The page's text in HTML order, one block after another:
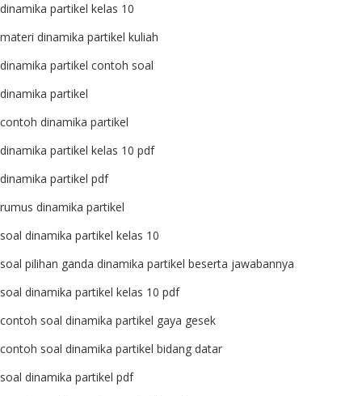
dinamika partikel kelas 10
materi dinamika partikel kuliah
dinamika partikel contoh soal
dinamika partikel
contoh dinamika partikel
dinamika partikel kelas 10 pdf
dinamika partikel pdf
rumus dinamika partikel
soal dinamika partikel kelas 10
soal pilihan ganda dinamika partikel beserta jawabannya
soal dinamika partikel kelas 10 pdf
contoh soal dinamika partikel gaya gesek
contoh soal dinamika partikel bidang datar
soal dinamika partikel pdf